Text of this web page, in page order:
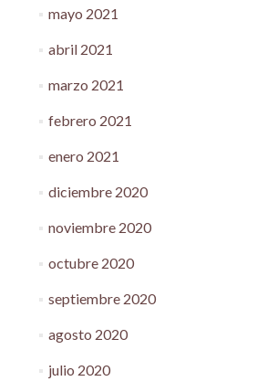
mayo 2021
abril 2021
marzo 2021
febrero 2021
enero 2021
diciembre 2020
noviembre 2020
octubre 2020
septiembre 2020
agosto 2020
julio 2020